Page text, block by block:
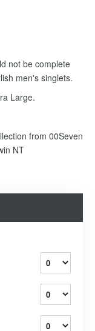
not be complete
men's singlets.
Large.
from 00Seven
NT